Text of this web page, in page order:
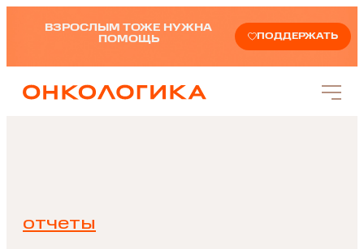
ВЗРОСЛЫМ ТОЖЕ НУЖНА
ПОМОЩЬ
ПОДДЕРЖАТЬ
отчеты